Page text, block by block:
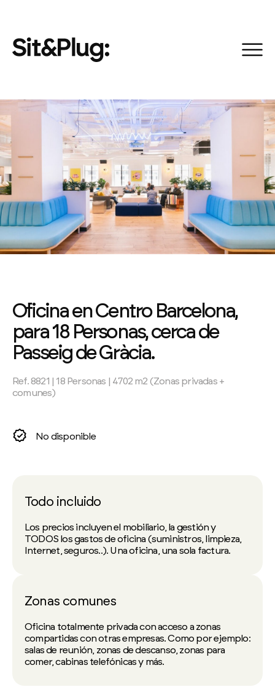
Oficina en Centro Barcelona,
para 18 Personas, cerca de
Passeig de Gràcia.
Ref. 8821 | 18 Personas | 4702 m2 (Zonas privadas +
comunes)
No disponible
Todo incluido
Los precios incluyen el mobiliario, la gestión y
TODOS los gastos de oficina (suministros, limpieza,
Internet, seguros..). Una oficina, una sola factura.
Zonas comunes
Oficina totalmente privada con acceso a zonas
compartidas con otras empresas. Como por ejemplo:
salas de reunión, zonas de descanso, zonas para
comer, cabinas telefónicas y más.